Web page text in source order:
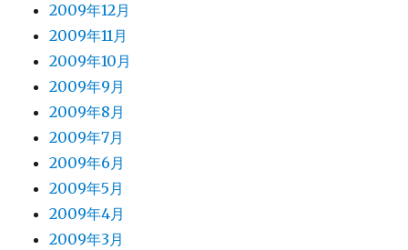
2009年12月
2009年11月
2009年10月
2009年9月
2009年8月
2009年7月
2009年6月
2009年5月
2009年4月
2009年3月